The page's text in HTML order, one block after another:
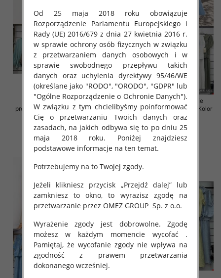
Komplet damskie (Włoskie
produkt) Roz Standard, Mix Kolor
Paczka 5 szt
36.00 zł
szczegóły
Komplet damskie (Włoskie
produkt) Roz Standard, Mix Kolor
Paczka 5 szt
54.00 zł
szczegóły
Od 25 maja 2018 roku obowiązuje
Rozporządzenie Parlamentu Europejskiego i
Rady (UE) 2016/679 z dnia 27 kwietnia 2016 r.
w sprawie ochrony osób fizycznych w związku
z przetwarzaniem danych osobowych i w
sprawie swobodnego przepływu takich
danych oraz uchylenia dyrektywy 95/46/WE
(określane jako "RODO", "ORODO", "GDPR" lub
"Ogólne Rozporządzenie o Ochronie Danych").
W związku z tym chcielibyśmy poinformować
Cię o przetwarzaniu Twoich danych oraz
zasadach, na jakich odbywa się to po dniu 25
maja 2018 roku. Poniżej znajdziesz
podstawowe informacje na ten temat.
Potrzebujemy na to Twojej zgody.
Jeżeli klikniesz przycisk „Przejdź dalej” lub
zamkniesz to okno, to wyrazisz zgodę na
przetwarzanie przez OMEZ GROUP Sp. z o.o.
Wyrażenie zgody jest dobrowolne. Zgodę
możesz w każdym momencie wycofać .
Pamiętaj, że wycofanie zgody nie wpływa na
zgodność z prawem przetwarzania
dokonanego wcześniej.